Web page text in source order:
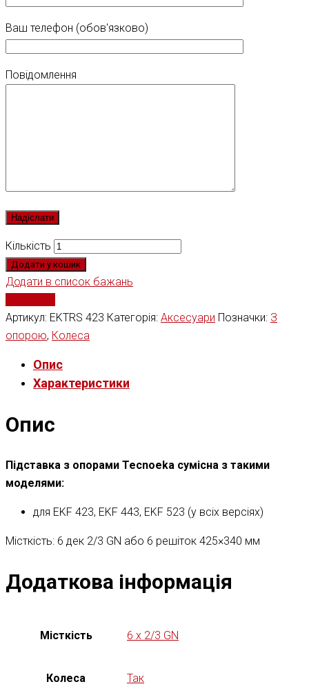
Ваш телефон (обов'язково)
Повідомлення
Кількість
Додати у кошик
Додати в список бажань
Артикул: EKTRS 423 Категорія: Аксесуари Позначки: З
опорою, Колеса
Опис
Характеристики
Опис
Підставка з опорами Tecnoeka сумісна з такими
моделями:
для EKF 423, EKF 443, EKF 523 (у всіх версіях)
Місткість: 6 дек 2/3 GN або 6 решіток 425×340 мм
Додаткова інформація
Місткість 6 x 2/3 GN
Колеса Так